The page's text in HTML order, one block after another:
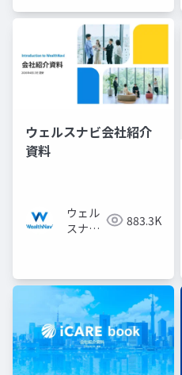
ウェルスナビ会社紹介
資料
ウェル
スナビ
883.3K